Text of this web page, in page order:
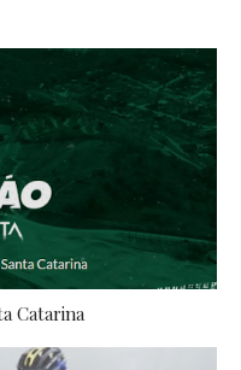
Catarina